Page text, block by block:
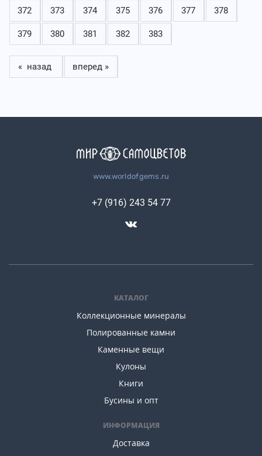
372 373 374 375 376 377 378
379 380 381 382 383
« назад вперед »
www.worldofgems.ru
КАТАЛОГ
Коллекционные минералы
Полированные камни
Каменные вещи
Кулоны
Книги
Бусины и опт
ИНФОРМАЦИЯ
Доставка
+7 (916) 243 54 77